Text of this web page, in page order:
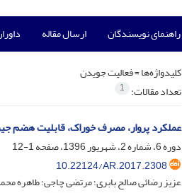
راهنمای نویسندگان ارسال مقاله
کلیدواژه‌ها =فعالیت جویدن
تعداد مقالات: 1
عملکرد پروار، مصرف خوراک، قابلیت هضم
دوره 6، شماره 2، شهریور 1396، صفحه
1-12
10.22124/AR.2017.2308
عزیز رضائی صالح بابری؛ مرتضی چاجی؛ طاهره